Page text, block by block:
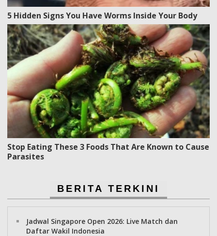
5 Hidden Signs You Have Worms Inside Your Body
Stop Eating These 3 Foods That Are Known to Cause
Parasites
BERITA TERKINI
Jadwal Singapore Open 2026: Live Match dan
Daftar Wakil Indonesia